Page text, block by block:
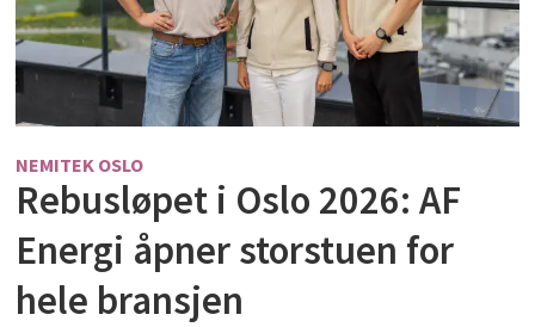
NEMITEK OSLO
Rebusløpet i Oslo 2026: AF
Energi åpner storstuen for
hele bransjen